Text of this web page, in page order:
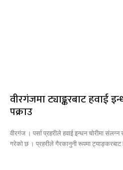
वीरगंजमा ट्याङ्करबाट हवाई
पक्राउ
वीरगंज । पर्सा प्रहरीले हवाई इन्धन चोरीमा
गरेको छ । प्रहरीले गैरकानुनी रूपमा ट्याङ्करबाट